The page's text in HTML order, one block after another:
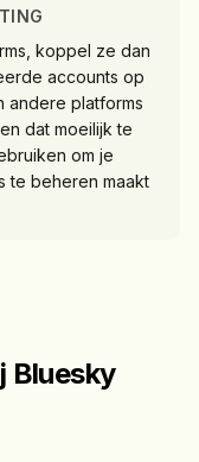
koppel ze dan
accounts op
andere platforms
dat moeilijk te
om je
te beheren maakt
Bluesky